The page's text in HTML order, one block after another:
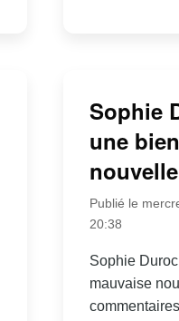
Sophie
une
nouvelle
Publié le
20:38
Sophie
mauvaise